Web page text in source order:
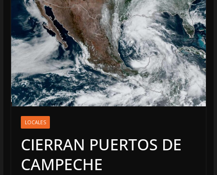
LOCALES
CIERRAN PUERTOS DE
CAMPECHE